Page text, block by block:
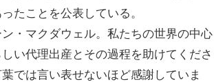
たことを公表している。
ン・マクダウェル。私たちの世界の中心
い代理出産とその過程を助けてくださ
では言い表せないほど感謝していま